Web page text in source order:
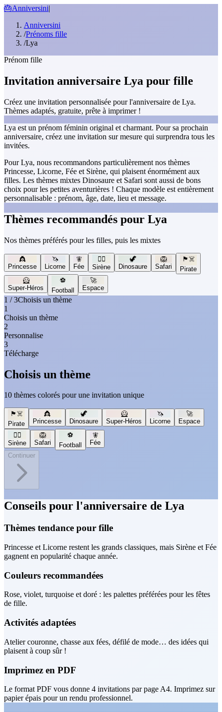
🎂Anniversini|
Anniversini
/Prénoms fille
/Lya
Prénom fille
Invitation anniversaire Lya pour fille
Créez une invitation personnalisée pour l'anniversaire de Lya.
Thèmes adaptés, gratuite, prête à imprimer !
Lya est un prénom féminin original et charmant. Pour sa prochain
anniversaire, créez une invitation sur mesure qui surprendra tous les
invitées.
Pour Lya, nous recommandons particulièrement nos thèmes
Princesse, Licorne, Fée et Sirène, qui plaisent énormément aux
filles. Les thèmes mixtes Dinosaure et Safari sont aussi de bons
choix pour les petites aventurières ! Chaque modèle est entièrement
personnalisable : prénom, âge, date, lieu et message.
Thèmes recommandés pour Lya
Nos thèmes préférés pour les filles, puis les mixtes
👸
Princesse
🦄
Licorne
🧚
Fée
🧜‍♀️
Sirène
🦖
Dinosaure
🦁
Safari
🏴‍☠️
Pirate
🦸
Super-Héros
⚽
Football
🚀
Espace
1 / 3Choisis un thème
1
Choisis un thème
2
Personnalise
3
Télécharge
Choisis un thème
10 thèmes colorés pour une invitation unique
🏴‍☠️
Pirate
👸
Princesse
🦖
Dinosaure
🦸
Super-Héros
🦄
Licorne
🚀
Espace
🧜‍♀️
Sirène
🦁
Safari
⚽
Football
🧚
Fée
Continuer
Conseils pour l'anniversaire de Lya
Thèmes tendance pour fille
Princesse et Licorne restent les grands classiques, mais Sirène et Fée
gagnent en popularité chaque année.
Couleurs recommandées
Rose, violet, turquoise et doré : les palettes préférées pour les fêtes
de fille.
Activités adaptées
Atelier couronne, chasse aux fées, défilé de mode… des idées qui
plaisent à coup sûr !
Imprimez en PDF
Le format PDF vous donne 4 invitations par page A4. Imprimez sur
papier épais pour un rendu professionnel.